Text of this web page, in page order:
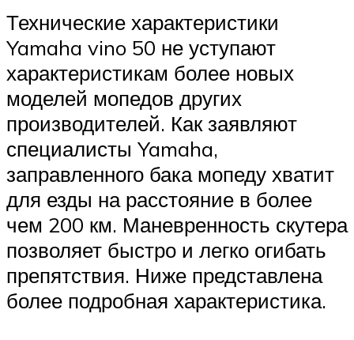
Технические характеристики
Yamaha vino 50 не уступают
характеристикам более новых
моделей мопедов других
производителей. Как заявляют
специалисты Yamaha,
заправленного бака мопеду хватит
для езды на расстояние в более
чем 200 км. Маневренность скутера
позволяет быстро и легко огибать
препятствия. Ниже представлена
более подробная характеристика.